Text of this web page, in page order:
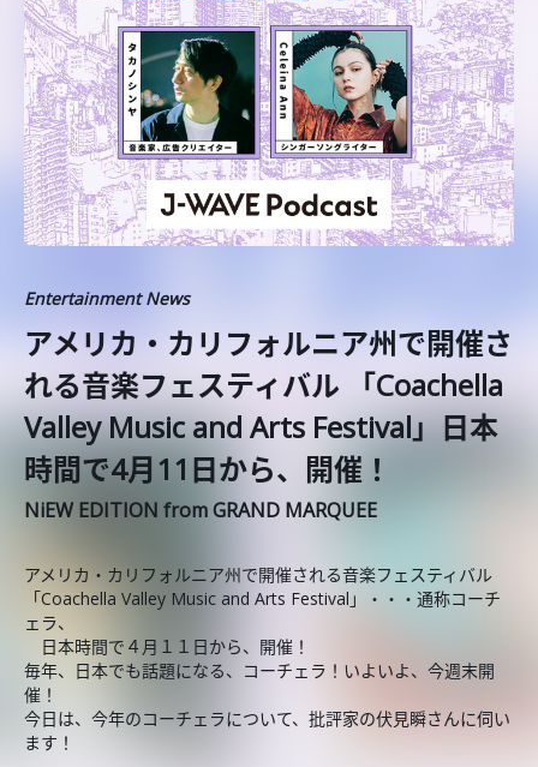
Entertainment News
アメリカ・カリフォルニア州で開催さ
れる音楽フェスティバル 「Coachella
Valley Music and Arts Festival」日本
時間で4月11日から、開催！
NiEW EDITION from GRAND MARQUEE
アメリカ・カリフォルニア州で開催される音楽フェスティバル
「Coachella Valley Music and Arts Festival」・・・通称コーチ
ェラ、
日本時間で４月１１日から、開催！
毎年、日本でも話題になる、コーチェラ！いよいよ、今週末開
催！
今日は、今年のコーチェラについて、批評家の伏見瞬さんに伺い
ます！